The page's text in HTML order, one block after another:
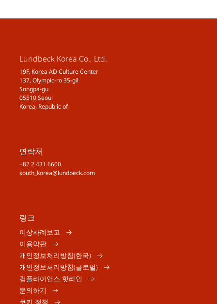
Lundbeck Korea Co., Ltd.
19F, Korea AD Culture Center
137, Olympic-ro 35-gil
Songpa-gu
05510 Seoul
Korea, Republic of
연락처
+82 2 431 6600
south_korea@lundbeck.com
링크
이상사례보고
이용약관
개인정보처리방침(한국)
개인정보처리방침(글로벌)
컴플라이언스 핫라인
문의하기
쿠키 정책